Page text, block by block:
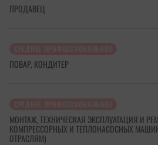
ПРОДАВЕЦ
ПОВАР, КОНДИТЕР
МОНТАЖ, ТЕХНИЧЕСКАЯ ЭКСПЛУАТАЦИЯ И
КОМПРЕССОРНЫХ И ТЕПЛОНАСОСНЫХ
ОТРАСЛЯМ)